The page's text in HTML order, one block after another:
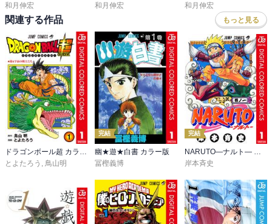
和月伸宏
和月伸宏
和月伸宏
関連する作品 もっと見る
ドラゴンボール超 カラー版
とよたろう , 鳥山明
完結
幽★遊★白書 カラー版
冨樫義博
完結
NARUTO―ナルト― カラー版
岸本斉史